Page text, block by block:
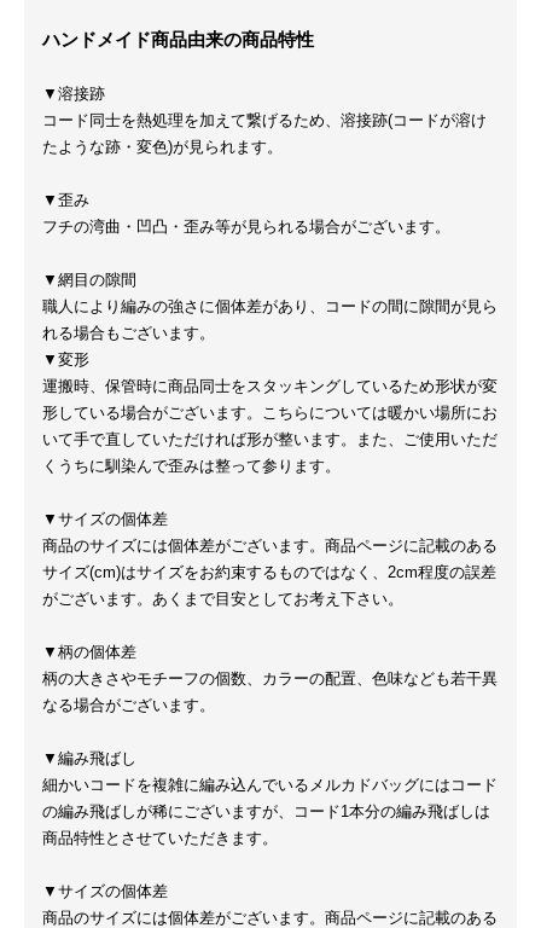
ハンドメイド商品由来の商品特性
▼溶接跡
コード同士を熱処理を加えて繋げるため、溶接跡(コードが溶け
たような跡・変色)が見られます。
▼歪み
フチの湾曲・凹凸・歪み等が見られる場合がございます。
▼網目の隙間
職人により編みの強さに個体差があり、コードの間に隙間が見ら
れる場合もございます。
▼変形
運搬時、保管時に商品同士をスタッキングしているため形状が変
形している場合がございます。こちらについては暖かい場所にお
いて手で直していただければ形が整います。また、ご使用いただ
くうちに馴染んで歪みは整って参ります。
▼サイズの個体差
商品のサイズには個体差がございます。商品ページに記載のある
サイズ(cm)はサイズをお約束するものではなく、2cm程度の誤差
がございます。あくまで目安としてお考え下さい。
▼柄の個体差
柄の大きさやモチーフの個数、カラーの配置、色味なども若干異
なる場合がございます。
▼編み飛ばし
細かいコードを複雑に編み込んでいるメルカドバッグにはコード
の編み飛ばしが稀にございますが、コード1本分の編み飛ばしは
商品特性とさせていただきます。
▼サイズの個体差
商品のサイズには個体差がございます。商品ページに記載のある